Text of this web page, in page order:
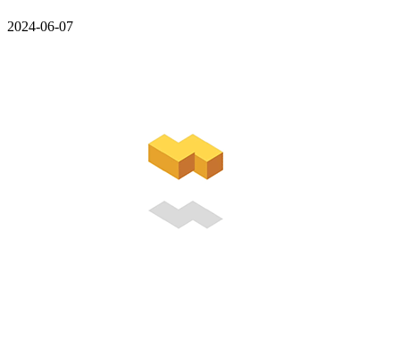
2024-06-07